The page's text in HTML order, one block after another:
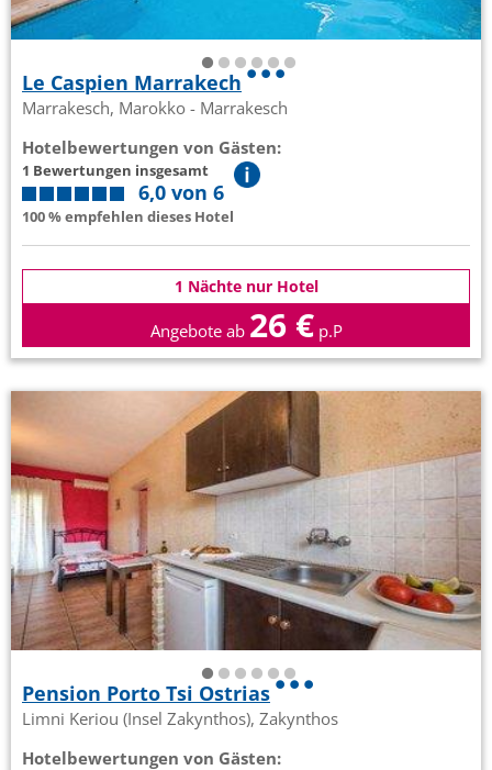
Le Caspien Marrakech
Marrakesch, Marokko - Marrakesch
Hotelbewertungen von Gästen:
1 Bewertungen insgesamt
6,0 von 6
100 % empfehlen dieses Hotel
1 Nächte nur Hotel
Angebote ab 26 € p.P
Pension Porto Tsi Ostrias
Limni Keriou (Insel Zakynthos), Zakynthos
Hotelbewertungen von Gästen: